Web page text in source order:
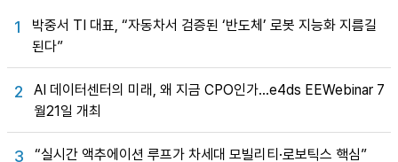
1
박중서 TI 대표, “자동차서 검증된 ‘반도체’ 로봇 지능화 지름길
된다”
2
AI 데이터센터의 미래, 왜 지금 CPO인가…e4ds EEWebinar 7
월21일 개최
3 “실시간 액추에이션 루프가 차세대 모빌리티·로보틱스 핵심”